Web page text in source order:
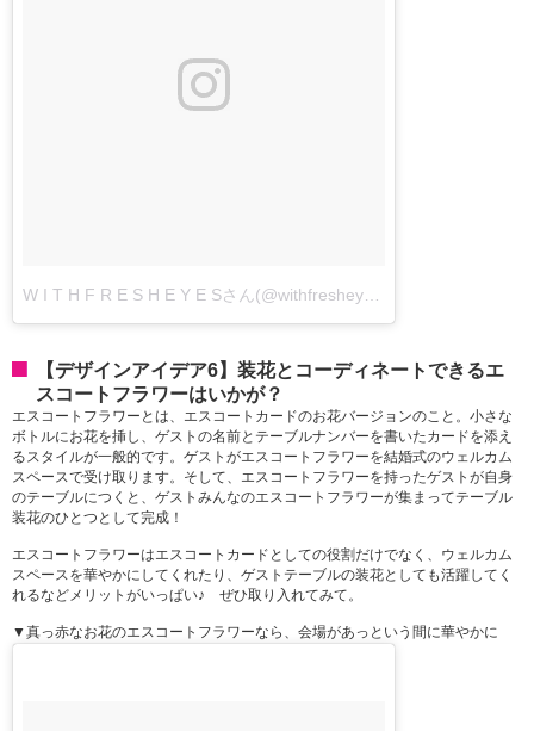
W I T H F R E S H E Y E Sさん(@withfresheyesevents)が投稿した写真
【デザインアイデア6】装花とコーディネートできるエ
スコートフラワーはいかが？
エスコートフラワーとは、エスコートカードのお花バージョンのこと。小さな
ボトルにお花を挿し、ゲストの名前とテーブルナンバーを書いたカードを添え
るスタイルが一般的です。ゲストがエスコートフラワーを結婚式のウェルカム
スペースで受け取ります。そして、エスコートフラワーを持ったゲストが自身
のテーブルにつくと、ゲストみんなのエスコートフラワーが集まってテーブル
装花のひとつとして完成！
エスコートフラワーはエスコートカードとしての役割だけでなく、ウェルカム
スペースを華やかにしてくれたり、ゲストテーブルの装花としても活躍してく
れるなどメリットがいっぱい♪ ぜひ取り入れてみて。
▼真っ赤なお花のエスコートフラワーなら、会場があっという間に華やかに